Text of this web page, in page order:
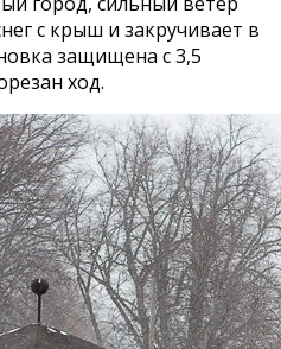
с крыш и закручивает в
защищена с 3,5
ход.